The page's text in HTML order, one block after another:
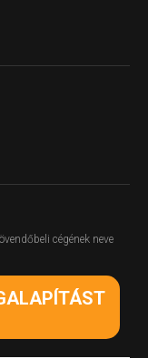
cégének neve